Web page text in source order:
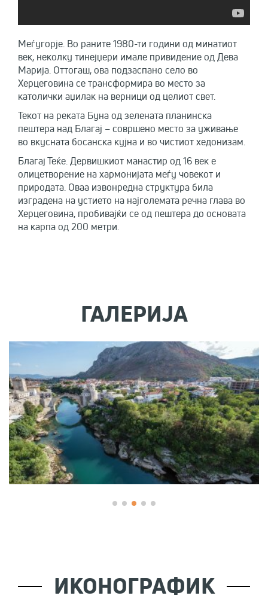
Меѓугорје. Во раните 1980-ти години од минатиот
век, неколку тинејџери имале привидение од Дева
Марија. Оттогаш, ова подзаспано село во
Херцеговина се трансформира во место за
католички аџилак на верници од целиот свет.
Текот на реката Буна од зелената планинска
пештера над Благај – совршено место за уживање
во вкусната босанска кујна и во чистиот хедонизам.
Благај Теќе. Дервишкиот манастир од 16 век е
олицетворение на хармонијата меѓу човекот и
природата. Оваа извонредна структура била
изградена на устието на најголемата речна глава во
Херцеговина, пробивајќи се од пештера до основата
на карпа од 200 метри.
ГАЛЕРИЈА
ИКОНОГРАФИК